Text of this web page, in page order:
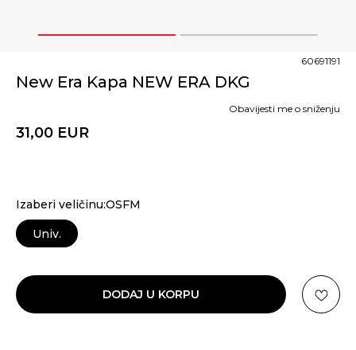
1 2
New Era Kapa NEW ERA DKG
60691191
31,00 EUR
Obavijesti me o sniženju
Izaberi veličinu:OSFM
Univ.
DODAJ U KORPU